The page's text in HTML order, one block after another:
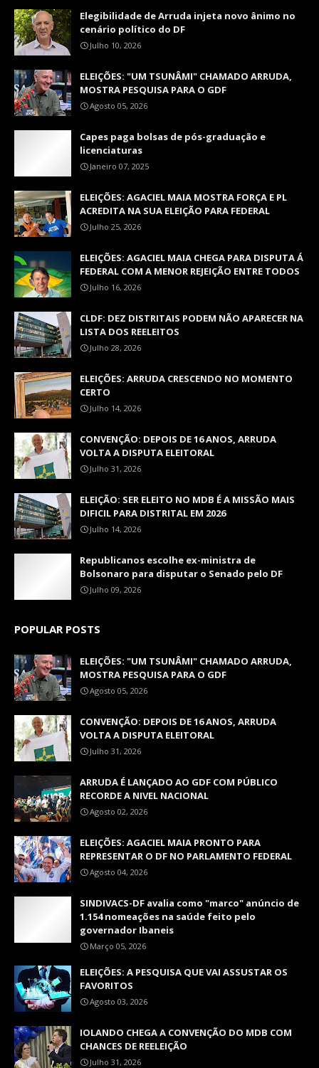
Elegibilidade de Arruda injeta novo ânimo no
cenário político do DF
Julho 10, 2026
ELEIÇÕES: "UM TSUNÂMI" CHAMADO ARRUDA,
MOSTRA PESQUISA PARA O GDF
Agosto 05, 2026
Capes paga bolsas de pós-graduação e
licenciaturas
Janeiro 07, 2025
ELEIÇÕES: AGACIEL MAIA MOSTRA FORÇA E PL
ACREDITA NA SUA ELEIÇÃO PARA FEDERAL
Julho 25, 2026
ELEIÇÕES: AGACIEL MAIA CHEGA PARA DISPUTA Á
FEDERAL COM A MENOR REJEIÇÃO ENTRE TODOS
Julho 16, 2026
CLDF: DEZ DISTRITAIS PODEM NÃO APARECER NA
LISTA DOS REELEITOS
Julho 28, 2026
ELEIÇÕES: ARRUDA CRESCENDO NO MOMENTO
CERTO
Julho 14, 2026
CONVENÇÃO: DEPOIS DE 16 ANOS, ARRUDA
VOLTA A DISPUTA ELEITORAL
Julho 31, 2026
ELEIÇÃO: SER ELEITO NO MDB É A MISSÃO MAIS
DIFICIL PARA DISTRITAL EM 2026
Julho 14, 2026
Republicanos escolhe ex-ministra de
Bolsonaro para disputar o Senado pelo DF
Julho 09, 2026
POPULAR POSTS
ELEIÇÕES: "UM TSUNÂMI" CHAMADO ARRUDA,
MOSTRA PESQUISA PARA O GDF
Agosto 05, 2026
CONVENÇÃO: DEPOIS DE 16 ANOS, ARRUDA
VOLTA A DISPUTA ELEITORAL
Julho 31, 2026
ARRUDA É LANÇADO AO GDF COM PÚBLICO
RECORDE A NIVEL NACIONAL
Agosto 02, 2026
ELEIÇÕES: AGACIEL MAIA PRONTO PARA
REPRESENTAR O DF NO PARLAMENTO FEDERAL
Agosto 04, 2026
SINDIVACS-DF avalia como "marco" anúncio de
1.154 nomeações na saúde feito pelo
governador Ibaneis
Março 05, 2026
ELEIÇÕES: A PESQUISA QUE VAI ASSUSTAR OS
FAVORITOS
Agosto 03, 2026
IOLANDO CHEGA A CONVENÇÃO DO MDB COM
CHANCES DE REELEIÇÃO
Julho 31, 2026